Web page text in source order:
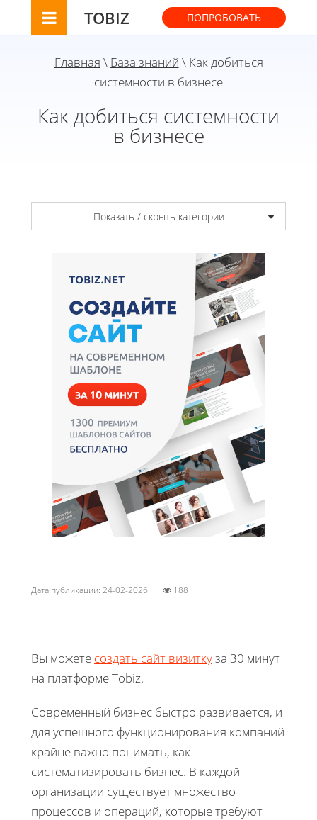
TOBIZ ПОПРОБОВАТЬ
Главная \ База знаний \ Как добиться
системности в бизнесе
Как добиться системности
в бизнесе
Показать / скрыть категории
Дата публикации: 24-02-2026 188
Вы можете создать сайт визиткуза 30 минут
на платформе Tobiz.
Современный бизнес быстро развивается, и
для успешного функционирования компаний
крайне важно понимать, как
систематизировать бизнес. В каждой
организации существует множество
процессов и операций, которые требуют